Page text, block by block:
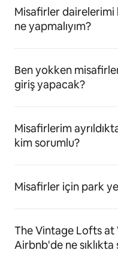
Misafirler dairelerimi
ne yapmalıyım?
Ben yokken
giriş yapacak?
Misafirlerim
kim sorumlu?
Misafirler için park
The Vintage Lofts at
Airbnb'de ne